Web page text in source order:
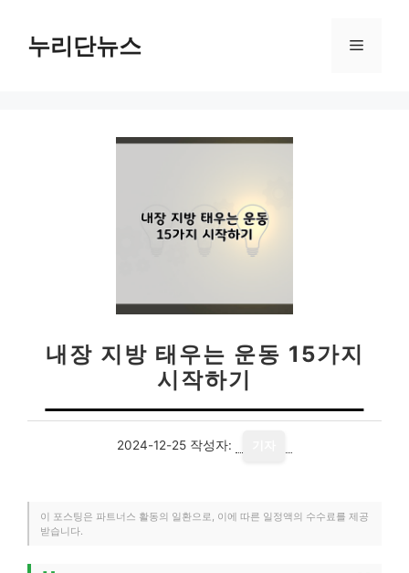
누리단뉴스 메
내장 지방 태우는 운동 15가지
시작하기
2024-12-25 작성자:
이 포스팅은 파트너스 활동의 일환으로, 이에 따른 일정액의 수수료를 제공
받습니다.